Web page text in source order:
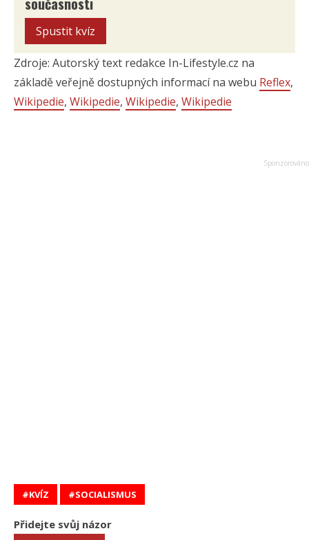
Spustit kvíz
Zdroje: Autorský text redakce In-Lifestyle.cz na
základě veřejně dostupných informací na webu Reflex,
Wikipedie, Wikipedie, Wikipedie, Wikipedie
KVÍZ SOCIALISMUS
Přidejte svůj názor